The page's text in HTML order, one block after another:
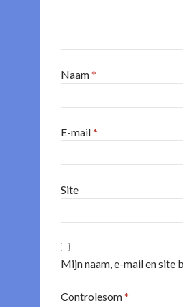
Naam*
E-mail*
Site
Mijn naam, e-mail en site
Controlesom*